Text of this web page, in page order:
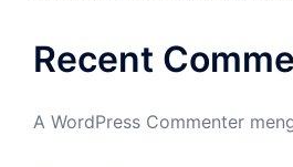
Recent
A WordPress Commenter